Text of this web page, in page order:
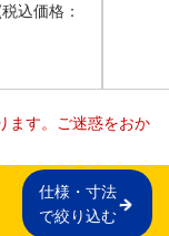
込価格：
ます。ご迷惑をおか
仕様・寸法
で絞り込む